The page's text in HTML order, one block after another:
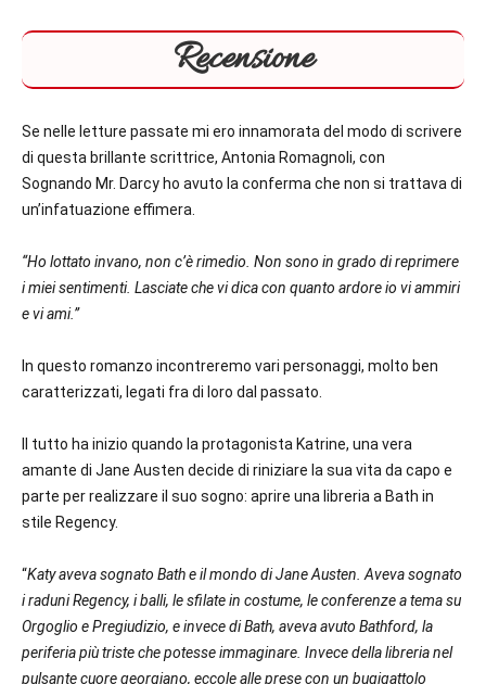
Recensione
Se nelle letture passate mi ero innamorata del modo di scrivere
di questa brillante scrittrice, Antonia Romagnoli, con
Sognando Mr. Darcy ho avuto la conferma che non si trattava di
un’infatuazione effimera.
“Ho lottato invano, non c’è rimedio. Non sono in grado di reprimere
i miei sentimenti. Lasciate che vi dica con quanto ardore io vi ammiri
e vi ami.”
In questo romanzo incontreremo vari personaggi, molto ben
caratterizzati, legati fra di loro dal passato.
Il tutto ha inizio quando la protagonista Katrine, una vera
amante di Jane Austen decide di riniziare la sua vita da capo e
parte per realizzare il suo sogno: aprire una libreria a Bath in
stile Regency.
“Katy aveva sognato Bath e il mondo di Jane Austen. Aveva sognato
i raduni Regency, i balli, le sfilate in costume, le conferenze a tema su
Orgoglio e Pregiudizio, e invece di Bath, aveva avuto Bathford, la
periferia più triste che potesse immaginare. Invece della libreria nel
pulsante cuore georgiano, eccole alle prese con un bugigattolo